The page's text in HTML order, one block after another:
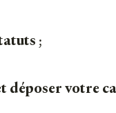
;
déposer votre